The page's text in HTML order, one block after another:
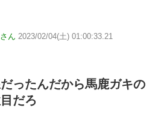
ん 2023/02/04(土) 01:00:33.21
ったんだから馬鹿ガキの
だろ